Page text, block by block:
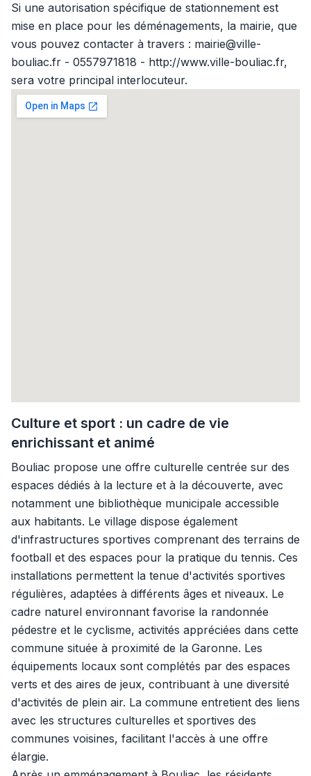
Si une autorisation spécifique de stationnement est
mise en place pour les déménagements, la mairie, que
vous pouvez contacter à travers : mairie@ville-
bouliac.fr - 0557971818 - http://www.ville-bouliac.fr,
sera votre principal interlocuteur.
Culture et sport : un cadre de vie
enrichissant et animé
Bouliac propose une offre culturelle centrée sur des
espaces dédiés à la lecture et à la découverte, avec
notamment une bibliothèque municipale accessible
aux habitants. Le village dispose également
d'infrastructures sportives comprenant des terrains de
football et des espaces pour la pratique du tennis. Ces
installations permettent la tenue d'activités sportives
régulières, adaptées à différents âges et niveaux. Le
cadre naturel environnant favorise la randonnée
pédestre et le cyclisme, activités appréciées dans cette
commune située à proximité de la Garonne. Les
équipements locaux sont complétés par des espaces
verts et des aires de jeux, contribuant à une diversité
d'activités de plein air. La commune entretient des liens
avec les structures culturelles et sportives des
communes voisines, facilitant l'accès à une offre
élargie.